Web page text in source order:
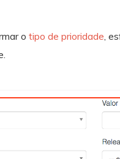
o tipo de prioridade,